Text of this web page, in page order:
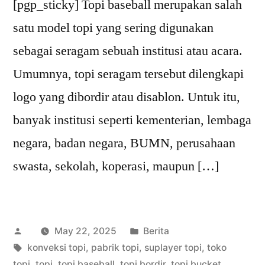
[pgp_sticky] Topi baseball merupakan salah
satu model topi yang sering digunakan
sebagai seragam sebuah institusi atau acara.
Umumnya, topi seragam tersebut dilengkapi
logo yang dibordir atau disablon. Untuk itu,
banyak institusi seperti kementerian, lembaga
negara, badan negara, BUMN, perusahaan
swasta, sekolah, koperasi, maupun […]
Posted
by
May 22, 2025
Posted
in
Berita
Tags:
konveksi topi, pabrik topi, suplayer topi, toko